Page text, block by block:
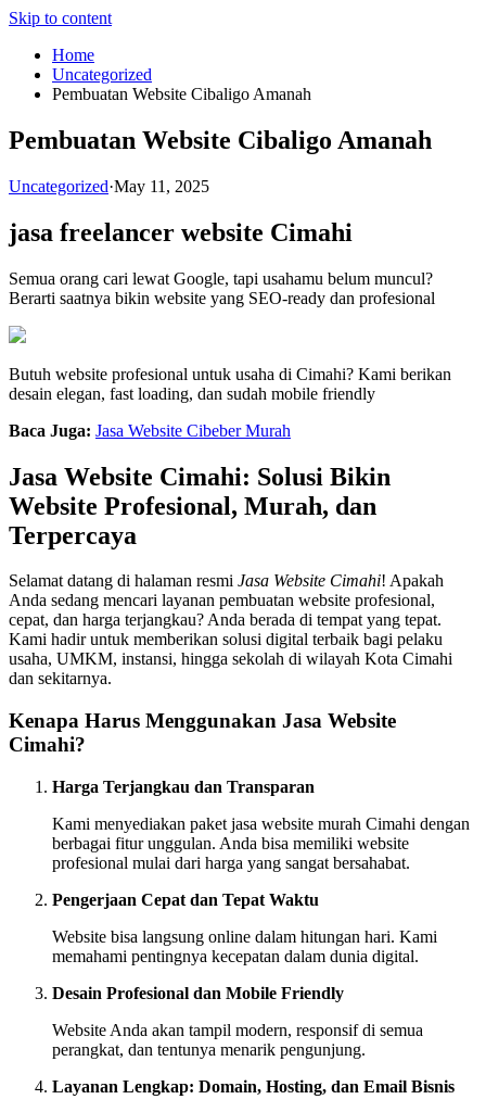
Skip to content
Home
Uncategorized
Pembuatan Website Cibaligo Amanah
Pembuatan Website Cibaligo Amanah
Uncategorized·May 11, 2025
jasa freelancer website Cimahi
Semua orang cari lewat Google, tapi usahamu belum muncul?
Berarti saatnya bikin website yang SEO-ready dan profesional
Butuh website profesional untuk usaha di Cimahi? Kami berikan
desain elegan, fast loading, dan sudah mobile friendly
Baca Juga: Jasa Website Cibeber Murah
Jasa Website Cimahi: Solusi Bikin
Website Profesional, Murah, dan
Terpercaya
Selamat datang di halaman resmi Jasa Website Cimahi! Apakah
Anda sedang mencari layanan pembuatan website profesional,
cepat, dan harga terjangkau? Anda berada di tempat yang tepat.
Kami hadir untuk memberikan solusi digital terbaik bagi pelaku
usaha, UMKM, instansi, hingga sekolah di wilayah Kota Cimahi
dan sekitarnya.
Kenapa Harus Menggunakan Jasa Website
Cimahi?
Harga Terjangkau dan Transparan
Kami menyediakan paket jasa website murah Cimahi dengan
berbagai fitur unggulan. Anda bisa memiliki website
profesional mulai dari harga yang sangat bersahabat.
Pengerjaan Cepat dan Tepat Waktu
Website bisa langsung online dalam hitungan hari. Kami
memahami pentingnya kecepatan dalam dunia digital.
Desain Profesional dan Mobile Friendly
Website Anda akan tampil modern, responsif di semua
perangkat, dan tentunya menarik pengunjung.
Layanan Lengkap: Domain, Hosting, dan Email Bisnis